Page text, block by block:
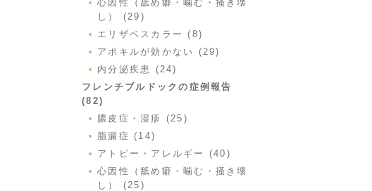
心因性（舐め癖・噛む・掻き壊
し） (29)
エリザベスカラー (8)
アポキルが効かない (29)
内分泌疾患 (24)
フレンチブルドックの症例報告
(82)
膿皮症・湿疹 (25)
脂漏症 (14)
アトピー・アレルギー (40)
心因性（舐め癖・噛む・掻き壊
し） (25)